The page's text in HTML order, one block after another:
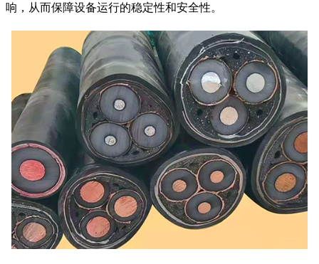
响，从而保障设备运行的稳定性和安全性。